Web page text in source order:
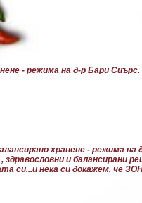
- режима на д-р Бари Сиърс.
хранене - режима
и балансирани
си...и нека си докажем, че